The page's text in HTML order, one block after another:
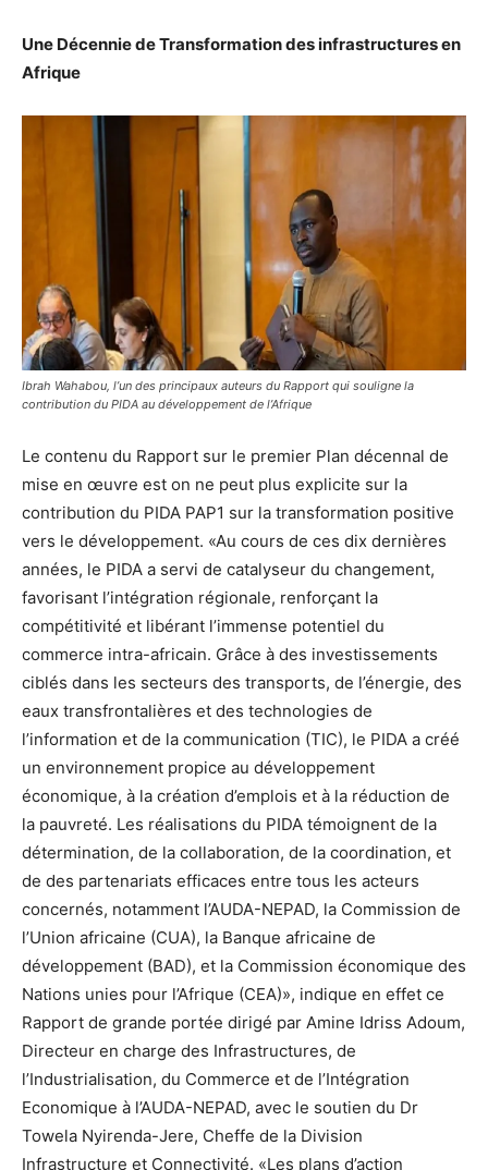
Une Décennie de Transformation des infrastructures en
Afrique
Ibrah Wahabou, l’un des principaux auteurs du Rapport qui souligne la
contribution du PIDA au développement de l’Afrique
Le contenu du Rapport sur le premier Plan décennal de
mise en œuvre est on ne peut plus explicite sur la
contribution du PIDA PAP1 sur la transformation positive
vers le développement. «Au cours de ces dix dernières
années, le PIDA a servi de catalyseur du changement,
favorisant l’intégration régionale, renforçant la
compétitivité et libérant l’immense potentiel du
commerce intra-africain. Grâce à des investissements
ciblés dans les secteurs des transports, de l’énergie, des
eaux transfrontalières et des technologies de
l’information et de la communication (TIC), le PIDA a créé
un environnement propice au développement
économique, à la création d’emplois et à la réduction de
la pauvreté. Les réalisations du PIDA témoignent de la
détermination, de la collaboration, de la coordination, et
de des partenariats efficaces entre tous les acteurs
concernés, notamment l’AUDA-NEPAD, la Commission de
l’Union africaine (CUA), la Banque africaine de
développement (BAD), et la Commission économique des
Nations unies pour l’Afrique (CEA)», indique en effet ce
Rapport de grande portée dirigé par Amine Idriss Adoum,
Directeur en charge des Infrastructures, de
l’Industrialisation, du Commerce et de l’Intégration
Economique à l’AUDA-NEPAD, avec le soutien du Dr
Towela Nyirenda-Jere, Cheffe de la Division
Infrastructure et Connectivité. «Les plans d’action